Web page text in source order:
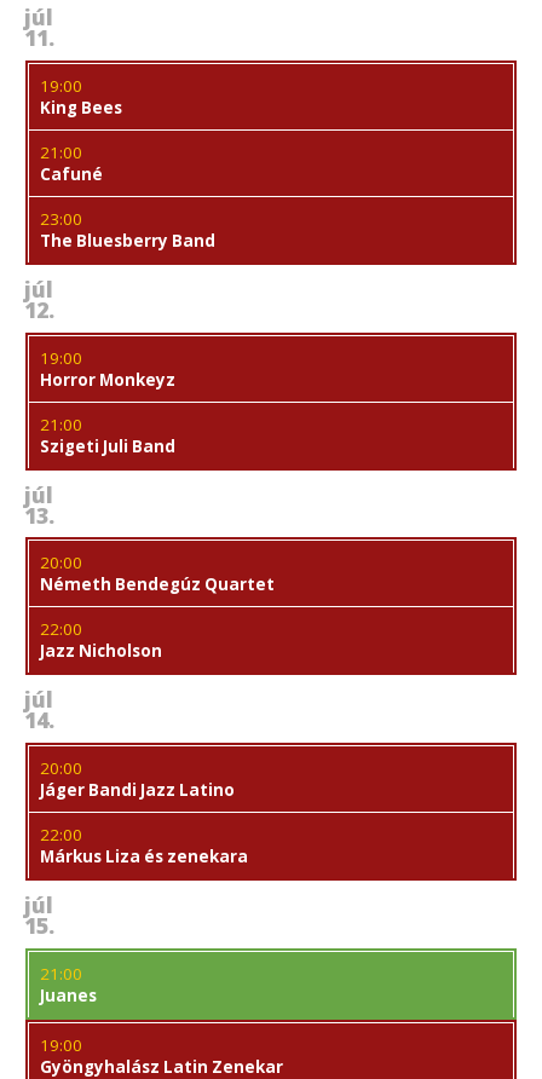
júl
11.
19:00
King Bees
21:00
Cafuné
23:00
The Bluesberry Band
júl
12.
19:00
Horror Monkeyz
21:00
Szigeti Juli Band
júl
13.
20:00
Németh Bendegúz Quartet
22:00
Jazz Nicholson
júl
14.
20:00
Jáger Bandi Jazz Latino
22:00
Márkus Liza és zenekara
júl
15.
21:00
Juanes
19:00
Gyöngyhalász Latin Zenekar